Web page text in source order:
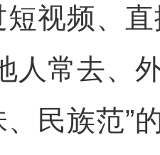
短视频、
人常去、
民族范”